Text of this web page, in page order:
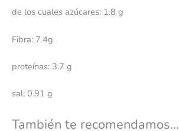
de los cuales azúcares: 1.8 g
Fibra: 7.4g
proteínas: 3.7 g
sal: 0.91 g
También te recomendamos…